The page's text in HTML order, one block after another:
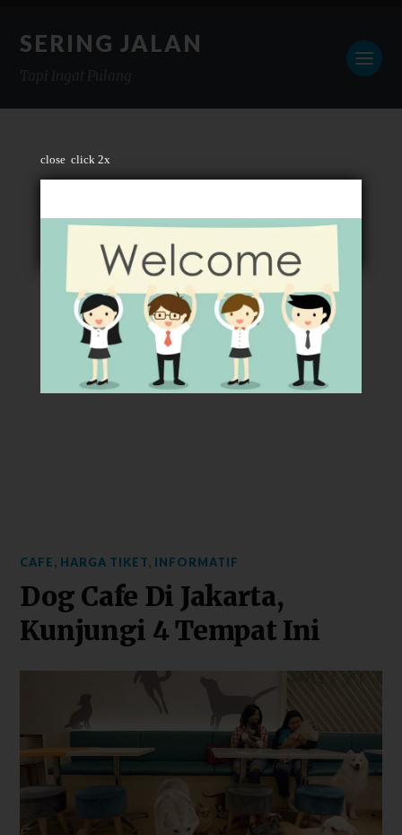
close click 2x
SERING JALAN
CAFE, HARGA TIKET, INFORMATIF
Dog Cafe Di Jakarta,
Kunjungi 4 Tempat Ini